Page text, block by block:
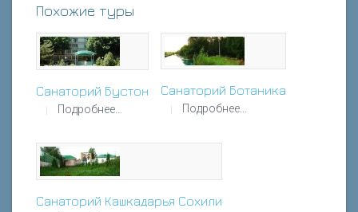
Похожие туры
Санаторий Бустон
Подробнее...
Санаторий Ботаника
Подробнее...
Санаторий Кашкадарья Сохили